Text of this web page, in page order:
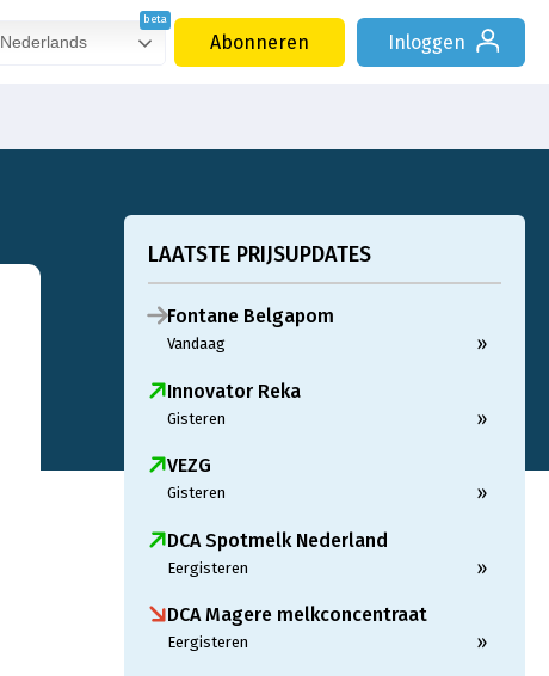
Nederlands Abonneren Inloggen
LAATSTE PRIJSUPDATES
Fontane Belgapom
Vandaag »
Innovator Reka
Gisteren »
VEZG
Gisteren »
DCA Spotmelk Nederland
Eergisteren »
DCA Magere melkconcentraat
Eergisteren »